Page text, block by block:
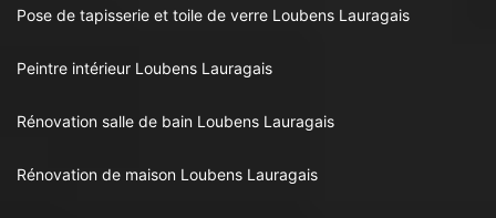
Pose de tapisserie et toile de verre Loubens Lauragais
Peintre intérieur Loubens Lauragais
Rénovation salle de bain Loubens Lauragais
Rénovation de maison Loubens Lauragais